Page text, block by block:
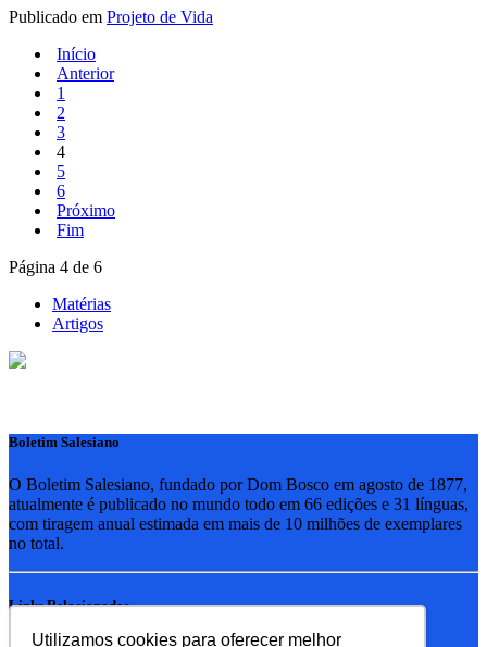
Utilizamos cookies para oferecer melhor
Publicado em Projeto de Vida
Início
Anterior
1
2
3
4
5
6
Próximo
Fim
Página 4 de 6
Matérias
Artigos
Boletim Salesiano
O Boletim Salesiano, fundado por Dom Bosco em agosto de 1877,
atualmente é publicado no mundo todo em 66 edições e 31 línguas,
com tiragem anual estimada em mais de 10 milhões de exemplares
no total.
Links Relacionados